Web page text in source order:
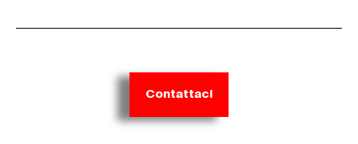
Contattaci